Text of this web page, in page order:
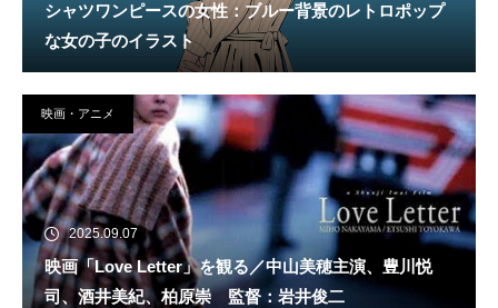
シャツワンピースの女性：ブルー背景のレトロポップ
な女の子のイラスト
映画・アニメ
2025.09.07
映画「Love Letter」を観る／中山美穂主演、豊川悦
司、酒井美紀、柏原崇 監督：岩井俊二